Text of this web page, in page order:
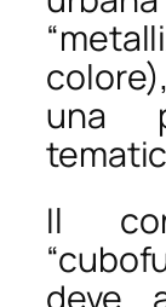
una
Il